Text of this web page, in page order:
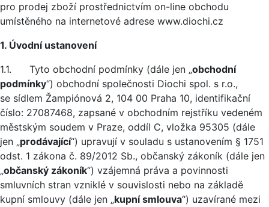
pro prodej zboží prostřednictvím on-line obchodu
umístěného na internetové adrese www.diochi.cz
1. Úvodní ustanovení
1.1. Tyto obchodní podmínky (dále jen „obchodní
podmínky“) obchodní společnosti Diochi spol. s r.o.,
se sídlem Žampiónová 2, 104 00 Praha 10, identifikační
číslo: 27087468, zapsané v obchodním rejstříku vedeném
městským soudem v Praze, oddíl C, vložka 95305 (dále
jen „prodávající“) upravují v souladu s ustanovením § 1751
odst. 1 zákona č. 89/2012 Sb., občanský zákoník (dále jen
„občanský zákoník“) vzájemná práva a povinnosti
smluvních stran vzniklé v souvislosti nebo na základě
kupní smlouvy (dále jen „kupní smlouva“) uzavírané mezi